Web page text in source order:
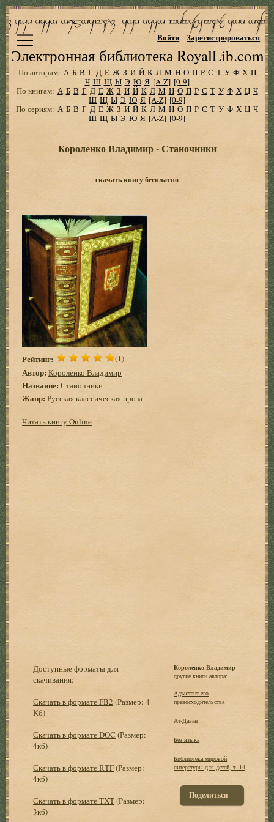
Электронная библиотека RoyalLib.com
Войти Зарегистрироваться
По авторам: А Б В Г Д Е Ж З И Й К Л М Н О П Р С Т У Ф Х Ц
Ч Ш Щ Ы Э Ю Я [A-Z] [0-9]
По книгам: А Б В Г Д Е Ж З И Й К Л М Н О П Р С Т У Ф Х Ц Ч
Ш Щ Ы Э Ю Я [A-Z] [0-9]
По сериям: А Б В Г Д Е Ж З И Й К Л М Н О П Р С Т У Ф Х Ц Ч
Ш Щ Ы Э Ю Я [A-Z] [0-9]
Короленко Владимир - Станочники
скачать книгу бесплатно
Рейтинг: (1)
Автор: Короленко Владимир
Название: Станочники
Жанр: Русская классическая проза
Читать книгу Online
Доступные форматы для
скачивания:
Скачать в формате FB2 (Размер: 4
Кб)
Скачать в формате DOC (Размер:
4кб)
Скачать в формате RTF(Размер:
4кб)
Скачать в формате TXT(Размер:
3кб)
Короленко Владимир
другие книги автора:
Адъютант его
превосходительства
Ат-Даван
Без языка
Библиотека мировой
литературы для детей, т. 14
Поделиться